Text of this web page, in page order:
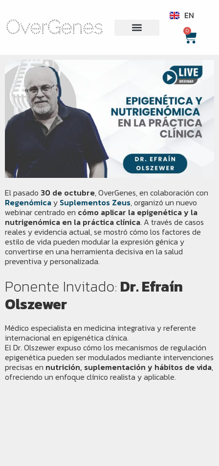
EN
PT
0
El pasado 30 de octubre, OverGenes, en colaboración con
Regenómicay Suplementos Zeus, organizó un nuevo
webinar centrado en cómo aplicar la epigenética y la
nutrigenómica en la práctica clínica. A través de casos
reales y evidencia actual, se mostró cómo los factores de
estilo de vida pueden modular la expresión génica y
convertirse en una herramienta decisiva en la salud
preventiva y personalizada.
Ponente Invitado: Dr. Efraín
Olszewer
Médico especialista en medicina integrativa y referente
internacional en epigenética clínica.
El Dr. Olszewer expuso cómo los mecanismos de regulación
epigenética pueden ser modulados mediante intervenciones
precisas en nutrición, suplementación y hábitos de vida,
ofreciendo un enfoque clínico realista y aplicable.